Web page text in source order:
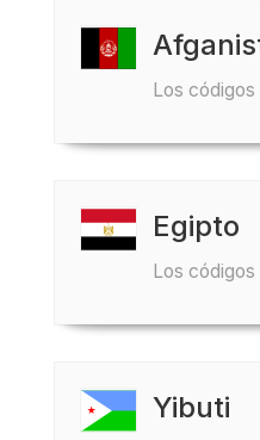
Los códigos
Egipto
Los códigos
Yibuti